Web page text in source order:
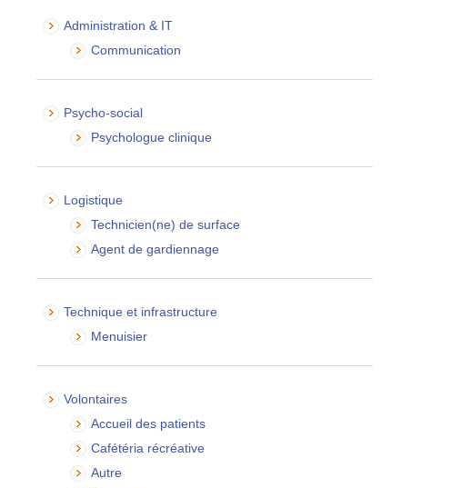
Administration & IT
Communication
Psycho-social
Psychologue clinique
Logistique
Technicien(ne) de surface
Agent de gardiennage
Technique et infrastructure
Menuisier
Volontaires
Accueil des patients
Cafétéria récréative
Autre